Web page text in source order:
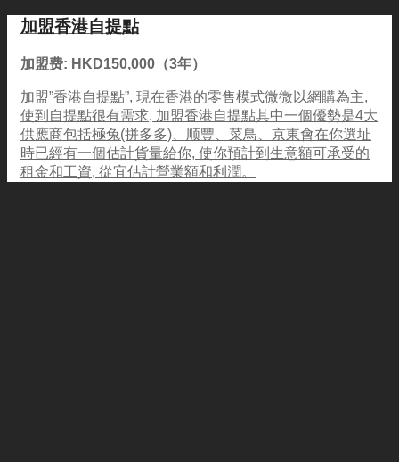
加盟香港自提點
加盟费: HKD150,000（3年）
加盟”香港自提點”, 現在香港的零售模式微微以網購為主,
使到自提點很有需求, 加盟香港自提點其中一個優勢是4大
供應商包括極兔(拼多多)、顺豐、菜鳥、京東會在你選址
時已經有一個估計貨量給你, 使你預計到生意額可承受的
租金和工資, 從宜估計營業額和利潤。